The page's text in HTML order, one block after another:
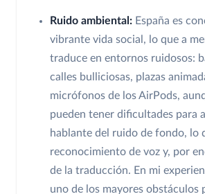
Ruido ambiental: España es
vibrante vida social, lo que a
traduce en entornos ruidosos:
calles bulliciosas, plazas
micrófonos de los AirPods,
pueden tener dificultades para
hablante del ruido de fondo, lo
reconocimiento de voz y, por
de la traducción. En mi
uno de los mayores obstáculos